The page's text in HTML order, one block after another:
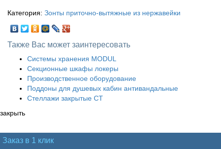
Категория: Зонты приточно-вытяжные из нержавейки
Также Вас может заинтересовать
Системы хранения MODUL
Секционные шкафы локеры
Производственное оборудование
Поддоны для душевых кабин антивандальные
Стеллажи закрытые СТ
закрыть
Заказ в 1 клик